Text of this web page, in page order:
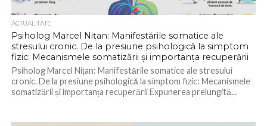
ACTUALITATE
Psiholog Marcel Nițan: Manifestările somatice ale
stresului cronic. De la presiune psihologică la simptom
fizic: Mecanismele somatizării și importanța recuperării
Psiholog Marcel Nițan: Manifestările somatice ale stresului
cronic. De la presiune psihologică la simptom fizic: Mecanismele
somatizării și importanța recuperării Expunerea prelungită...